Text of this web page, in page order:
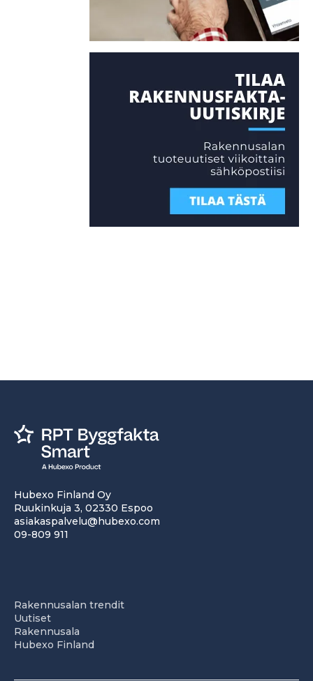
Hubexo Finland Oy
Ruukinkuja 3, 02330 Espoo
asiakaspalvelu@hubexo.com
09-809 911
Rakennusalan trendit
Uutiset
Rakennusala
Hubexo Finland